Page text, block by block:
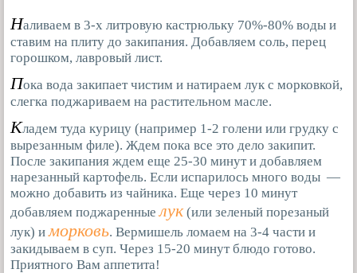
Наливаем в 3-х литровую кастрюльку 70%-80% воды и
ставим на плиту до закипания. Добавляем соль, перец
горошком, лавровый лист.
Пока вода закипает чистим и натираем лук с морковкой,
слегка поджариваем на растительном масле.
Кладем туда курицу (например 1-2 голени или грудку с
вырезанным филе). Ждем пока все это дело закипит.
После закипания ждем еще 25-30 минут и добавляем
нарезанный картофель. Если испарилось много воды —
можно добавить из чайника. Еще через 10 минут
добавляем поджаренныелук(или зеленый порезаный
лук) иморковь. Вермишель ломаем на 3-4 части и
закидываем в суп. Через 15-20 минут блюдо готово.
Приятного Вам аппетита!